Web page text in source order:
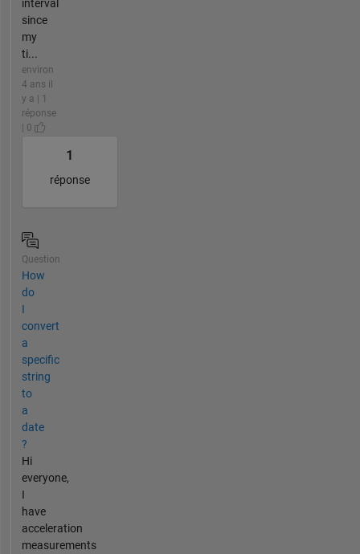
interval
since
my
ti...
environ
4 ans il
y a | 1
réponse
| 0
1
réponse
Question
How
do
I
convert
a
specific
string
to
a
date
?
Hi
everyone,
I
have
acceleration
measurements